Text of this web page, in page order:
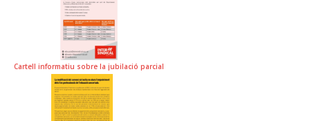
Cartell informatiu sobre la jubilació parcial